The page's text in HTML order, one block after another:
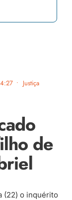
• Justiça
de
(22) o inquérito